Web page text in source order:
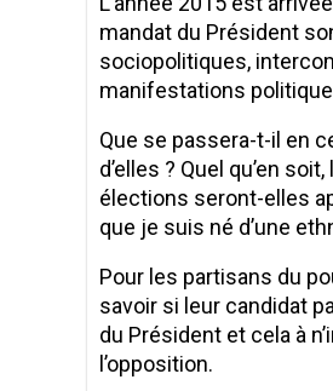
mandat du Président
sociopolitiques,
manifestations
Que se passera-t-il en
d’elles ? Quel qu’en
élections seront-elles
que je suis né d’une
Pour les partisans du
savoir si leur candidat
du Président et cela à
l’opposition.